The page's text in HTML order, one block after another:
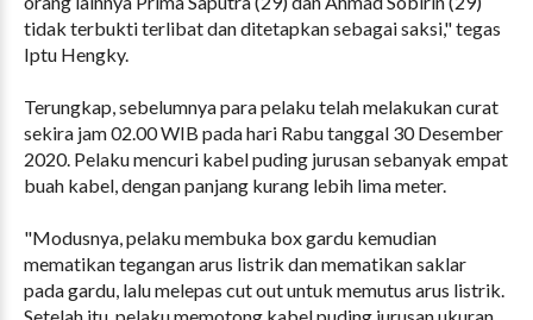
tidak terbukti terlibat dan ditetapkan sebagai saksi," tegas
Iptu Hengky.
Terungkap, sebelumnya para pelaku telah melakukan curat
sekira jam 02.00 WIB pada hari Rabu tanggal 30 Desember
2020. Pelaku mencuri kabel puding jurusan sebanyak empat
buah kabel, dengan panjang kurang lebih lima meter.
"Modusnya, pelaku membuka box gardu kemudian
mematikan tegangan arus listrik dan mematikan saklar
pada gardu, lalu melepas cut out untuk memutus arus listrik.